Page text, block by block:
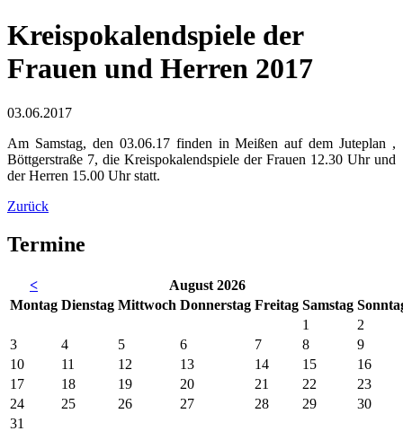
Kreispokalendspiele der
Frauen und Herren 2017
03.06.2017
Am Samstag, den 03.06.17 finden in Meißen auf dem Juteplan ,
Böttgerstraße 7, die Kreispokalendspiele der Frauen 12.30 Uhr und
der Herren 15.00 Uhr statt.
Zurück
Termine
<
August 2026
Montag Dienstag Mittwoch Donnerstag Freitag Samstag So
1
2
3
4 5 6 7 8
9
10
11 12 13 14 15
16
17
18 19 20 21 22
23
24
25 26 27 28 29
30
31